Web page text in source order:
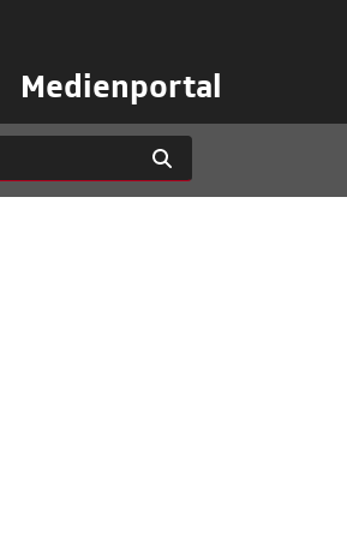
Medienportal